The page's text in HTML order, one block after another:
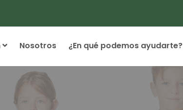
Nosotros ¿En qué podemos ayudarte?